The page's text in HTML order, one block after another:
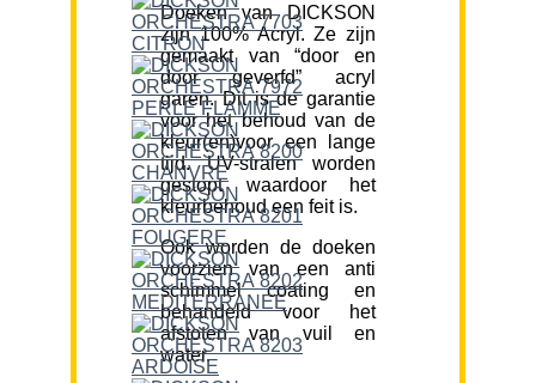
Doeken van DICKSON
zijn 100% Acryl. Ze zijn
gemaakt van “door en
door geverfd” acryl
garen. Dit is de garantie
voor het behoud van de
kleur(en)voor een lange
tijd. UV-stralen worden
gestopt waardoor het
kleurbehoud een feit is.
Ook worden de doeken
voorzien van een anti
schimmel coating en
behandeld voor het
afstoten van vuil en
water.